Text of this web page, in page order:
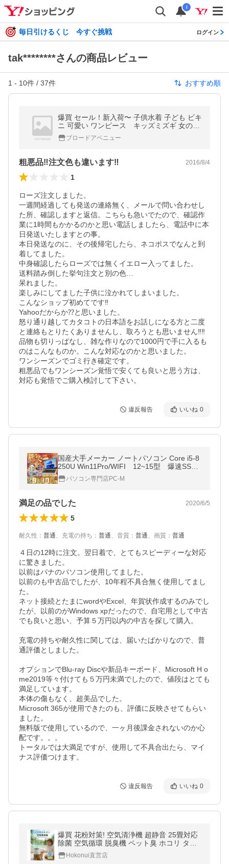
i
毎日引けるくじ 今すぐ挑戦 ログイン
tak********さんの商品レビュー
1 - 10件 / 37件 おすすめ順
爆買 セール！新入荷〜 子供水着 子ども ビキ
ニ 可愛い ワンピース キッズミズギ 女の子
女児 こども プール 帽子付き 海の日 海
水浴 温泉 baby
ブロードアベニュー
粗悪品‼︎注文色も違います‼︎ 2016/8/4
1
ローズ注文しました。
一週間経過しても発送の連絡無く、メールで問い合わせし
た所、確認しますと返信。こちらも急いでたので、確認作
業に1時間もかかるのかと思い電話しましたら、電話中に本
日発送いたしますとの事。
本日発送なのに、その後帰宅したら、ネコポスでなんと到
着してました。
中身確認したらローズでは無くイエロー入ってました。
送料踏み倒した挙句注文と別の色…
呆れました。
楽しみにしてました子供に泣かれてしまいました。
こんなショップ初めてです‼︎
Yahooだからか⁇と思いました。
怒り通り越してカタコトの日本語をお話しになる方と二度
と連絡もとりたくありませんし、取ろうとも思いません‼︎‼︎
品物も切りっぱなし、雑な作りなので1000円で手に入るも
のはこんなものか。こんな対応なのかと思いました。
ワンシーズンでゴミ行き確定です。
粗悪品でもワンシーズン覚悟で安くても良いと思う方は、
対応も覚悟でご購入検討して下さい。
違反報告 いいね 0
国産大手メーカー ノートパソコン Core i5-8
250U Win11Pro/WIFI 12~15型 爆速SSD5
12/メモリ32GB MSoffice2024/富士通 東芝
NEC 中古 ノートPC 新生活
パソコン専門店PC-M
満足の品でした 2020/6/5
5
耐久性 ： 普通、 充電の持ち ： 普通、 音質 ： 普通、 画質 ： 普通
４日の12時に注文。翌日着で、とてもスピーディーな対応
に驚きました。
以前はパナのパソコン使用してました。
以前のも中古品でしたが、10年程不具合無く使用してまし
た。
ネット接続とたまにwordやExcel、年賀状作成するのみでし
たが、以前のがWindows xpだったので、自宅用として中古
でも良いと思い、予算５万円以内の中古を探して購入。
充電の持ちや耐久性に関しては、届いたばかりなので、普
通評価としました。
オプションでBlu-ray Discや新品キーボード、Microsoft H o
me2019等々付けても５万円未満でしたので、値段はとても
満足しています。
本体の傷もなく、超美品でした。
Microsoft 365が使用できたのも、評価に反映させてもらい
ました。
無料版で使用しているので、一ヶ月後課金されないのか心
配です。。。
トータルでは大満足ですが、使用して不具合出たら、マイ
ナス評価つけます。
違反報告 いいね 0
爆買 花粉対策! 空気清浄機 超静音 25畳対応
除菌 空気循環 脱臭機 ペット臭 ホコリ タイ
マー PM2.5 マイナスイオン浄化 活性炭 ペッ
ト毛 強力浄化
Hokonui直営店